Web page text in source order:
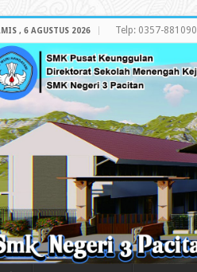
, 6 AGUSTUS 2026 Telp: 0357-881090